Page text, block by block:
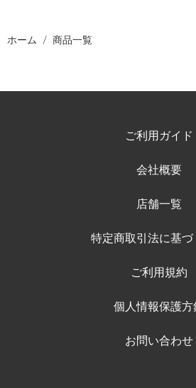
ホーム 商品一覧
ご利用ガイド
会社概要
店舗一覧
特定商取引法に基づ
ご利用規約
個人情報保護方
お問い合わせ